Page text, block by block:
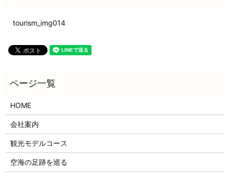
tourism_img014
HOME
会社案内
観光モデルコース
空海の足跡を巡る